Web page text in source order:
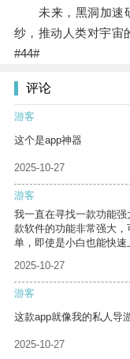
未来，黑洞加速研
纱，推动人类对宇宙
#44#
评论
游客
这个是app神器
2025-10-27
游客
我一直在寻找一款功能
款软件的功能非常强大
单，即使是小白也能快速
2025-10-27
游客
这款app就像我的私人导
2025-10-27